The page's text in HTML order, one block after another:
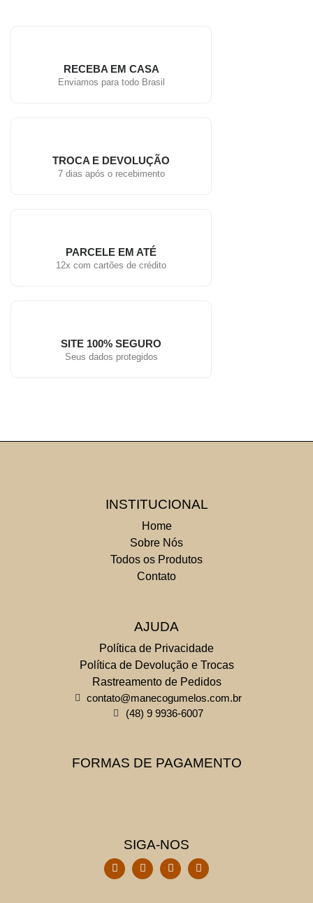
RECEBA EM CASA
Enviamos para todo Brasil
TROCA E DEVOLUÇÃO
7 dias após o recebimento
PARCELE EM ATÉ
12x com cartões de crédito
SITE 100% SEGURO
Seus dados protegidos
INSTITUCIONAL
Home
Sobre Nós
Todos os Produtos
Contato
AJUDA
Política de Privacidade
Política de Devolução e Trocas
Rastreamento de Pedidos
contato@manecogumelos.com.br
(48) 9 9936-6007
FORMAS DE PAGAMENTO
SIGA-NOS